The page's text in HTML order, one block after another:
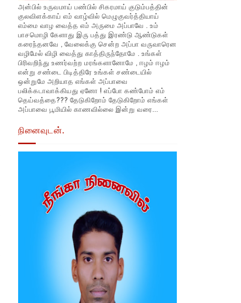
அன்பில் உருவமாய் பண்பில் சிகரமாய் குடும்பத்தின்
குலவிளக்காய் எம் வாழ்வில் மெழுகுவர்த்தியாய்
எம்மை வாழ வைத்த எம் அருமை அப்பாவே . உம்
பாசமொழி கேளாது இரு பத்து இரண்டு ஆண்டுகள்
கரைந்தனவே , வேலைக்கு சென்ற அப்பா வருவாரென
வழிமேல் விழி வைத்து காத்திருந்தோமே . உங்கள்
பிரிவறிந்து உணர்வற்ற மரங்களானோமே , ஈழம் ஈழம்
என்று சண்டை பிடித்திரே உங்கள் சண்டையில்
ஒன்றுமே அறியாத எங்கள் அப்பாவை
பலிக்கடாவாக்கியது ஏனோ ! எப்போ கண்போம் எம்
தெய்வத்தை??? தேடுகிறோம் தேடுகிறோம் எங்கள்
அப்பாவை பூமியில் காணவில்லை இன்று வரை...
நினைவுடன்.